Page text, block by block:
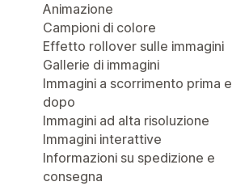
Animazione
Campioni di colore
Effetto rollover sulle immagini
Gallerie di immagini
Immagini a scorrimento prima e
dopo
Immagini ad alta risoluzione
Immagini interattive
Informazioni su spedizione e
consegna